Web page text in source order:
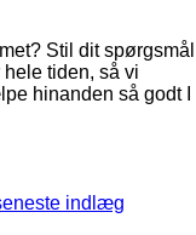
Stil dit spørgsmål
tiden, så vi
hinanden så godt I
indlæg